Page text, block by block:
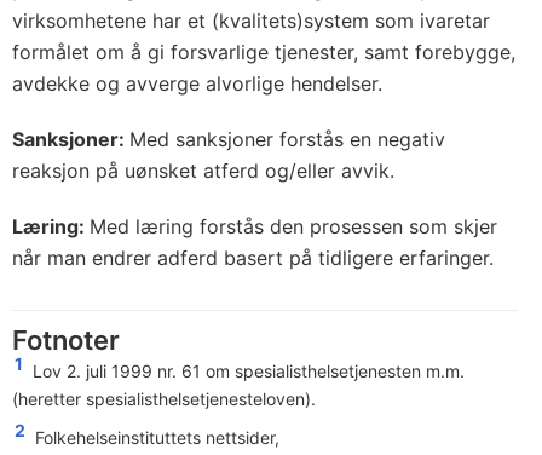
virksomhetene har et (kvalitets)system som ivaretar
formålet om å gi forsvarlige tjenester, samt forebygge,
avdekke og avverge alvorlige hendelser.
Sanksjoner: Med sanksjoner forstås en negativ
reaksjon på uønsket atferd og/eller avvik.
Læring: Med læring forstås den prosessen som skjer
når man endrer adferd basert på tidligere erfaringer.
Fotnoter
1 Lov 2. juli 1999 nr. 61 om spesialisthelsetjenesten m.m.
(heretter spesialisthelsetjenesteloven).
2 Folkehelseinstituttets nettsider,